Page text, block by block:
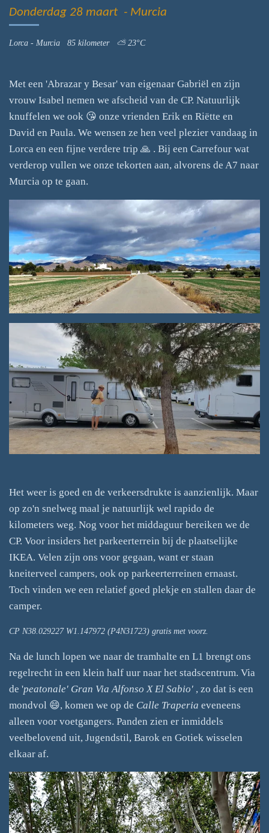
Donderdag 28 maart - Murcia
Lorca - Murcia 85 kilometer ⛅ 23°C
Met een 'Abrazar y Besar' van eigenaar Gabriël en zijn
vrouw Isabel nemen we afscheid van de CP. Natuurlijk
knuffelen we ook 😘 onze vrienden Erik en Riëtte en
David en Paula. We wensen ze hen veel plezier vandaag in
Lorca en een fijne verdere trip 🙏 . Bij een Carrefour wat
verderop vullen we onze tekorten aan, alvorens de A7 naar
Murcia op te gaan.
Het weer is goed en de verkeersdrukte is aanzienlijk. Maar
op zo'n snelweg maal je natuurlijk wel rapido de
kilometers weg. Nog voor het middaguur bereiken we de
CP. Voor insiders het parkeerterrein bij de plaatselijke
IKEA. Velen zijn ons voor gegaan, want er staan
kneiterveel campers, ook op parkeerterreinen ernaast.
Toch vinden we een relatief goed plekje en stallen daar de
camper.
CP N38.029227 W1.147972 (P4N31723) gratis met voorz.
Na de lunch lopen we naar de tramhalte en L1 brengt ons
regelrecht in een klein half uur naar het stadscentrum. Via
de 'peatonale' Gran Via Alfonso X El Sabio' , zo dat is een
mondvol 😄, komen we op de Calle Traperia eveneens
alleen voor voetgangers. Panden zien er inmiddels
veelbelovend uit, Jugendstil, Barok en Gotiek wisselen
elkaar af.